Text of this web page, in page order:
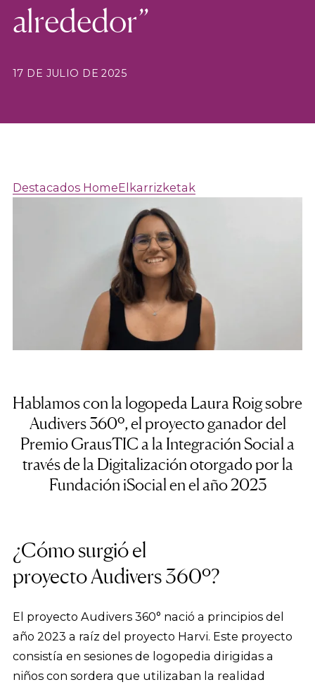
alrededor”
17 DE JULIO DE 2025
Destacados HomeElkarrizketak
Hablamos con la logopeda Laura Roig sobre
Audivers 360º, el proyecto ganador del
Premio GrausTIC a la Integración Social a
través de la Digitalización otorgado por la
Fundación iSocial en el año 2023
¿Cómo surgió el
proyecto Audivers 360º?
El proyecto Audivers 360° nació a principios del
año 2023 a raíz del proyecto Harvi. Este proyecto
consistía en sesiones de logopedia dirigidas a
niños con sordera que utilizaban la realidad